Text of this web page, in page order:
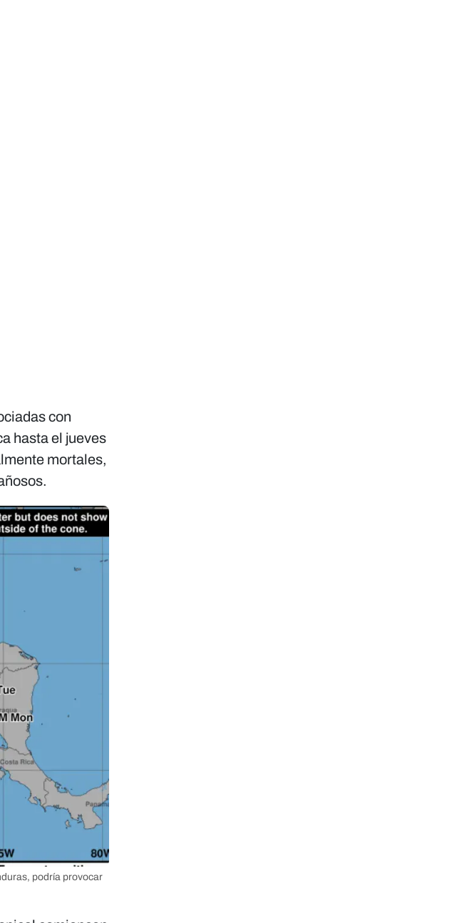
con
hasta el jueves
mortales,
podría provocar